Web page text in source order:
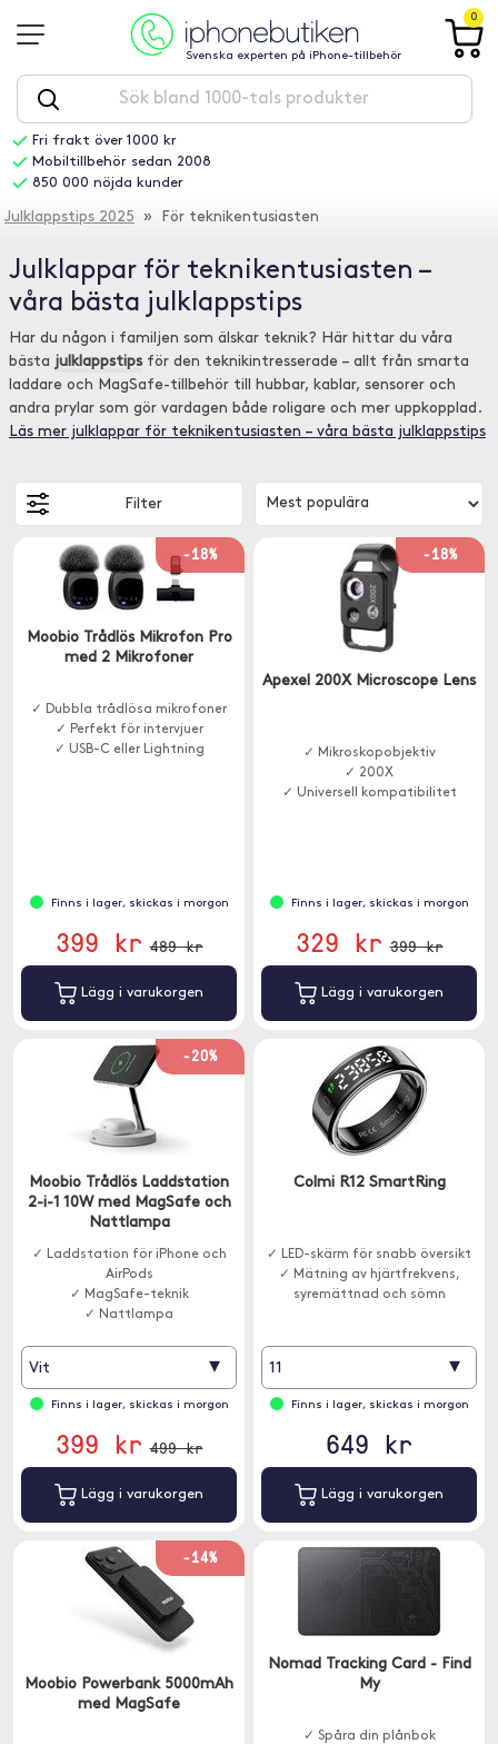
Svenska experten på iPhone-tillbehör
0
Fri frakt över 1000 kr
Mobiltillbehör sedan 2008
850 000 nöjda kunder
Julklappstips 2025 » För teknikentusiasten
Julklappar för teknikentusiasten –
våra bästa julklappstips
Har du någon i familjen som älskar teknik? Här hittar du våra
bästa julklappstipsför den teknikintresserade – allt från smarta
laddare och MagSafe-tillbehör till hubbar, kablar, sensorer och
andra prylar som gör vardagen både roligare och mer uppkopplad.
Läs mer julklappar för teknikentusiasten – våra bästa julklappstips
Filter
-18%
Moobio Trådlös Mikrofon Pro
med 2 Mikrofoner
✓ Dubbla trådlösa mikrofoner
✓ Perfekt för intervjuer
✓ USB-C eller Lightning
Finns i lager, skickas i morgon
399 kr 489 kr
Lägg i varukorgen
-18%
Apexel 200X Microscope Lens
✓ Mikroskopobjektiv
✓ 200X
✓ Universell kompatibilitet
Finns i lager, skickas i morgon
329 kr 399 kr
Lägg i varukorgen
-20%
Moobio Trådlös Laddstation
2-i-1 10W med MagSafe och
Nattlampa
✓ Laddstation för iPhone och
AirPods
✓ MagSafe-teknik
✓ Nattlampa
Vit ▾
Finns i lager, skickas i morgon
399 kr 499 kr
Lägg i varukorgen
Colmi R12 SmartRing
✓ LED-skärm för snabb översikt
✓ Mätning av hjärtfrekvens,
syremättnad och sömn
11 ▾
Finns i lager, skickas i morgon
649 kr
Lägg i varukorgen
-14%
Moobio Powerbank 5000mAh
med MagSafe
Nomad Tracking Card - Find
My
✓ Spåra din plånbok